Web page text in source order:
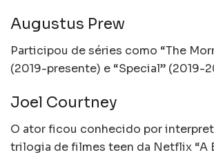
Augustus Prew
Participou de séries como “The
(2019-presente) e “Special” (2019-
Joel Courtney
O ator ficou conhecido por
trilogia de filmes teen da Netflix “A